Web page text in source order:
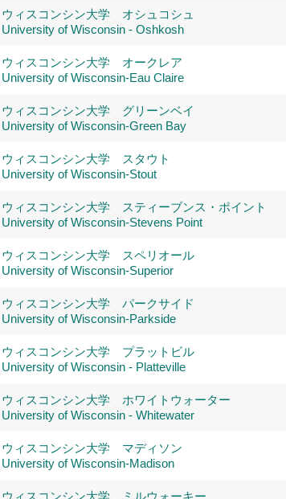
ウィスコンシン大学 オシュコシュ
University of Wisconsin - Oshkosh
ウィスコンシン大学 オークレア
University of Wisconsin-Eau Claire
ウィスコンシン大学 グリーンベイ
University of Wisconsin-Green Bay
ウィスコンシン大学 スタウト
University of Wisconsin-Stout
ウィスコンシン大学 スティーブンス・ポイント
University of Wisconsin-Stevens Point
ウィスコンシン大学 スペリオール
University of Wisconsin-Superior
ウィスコンシン大学 パークサイド
University of Wisconsin-Parkside
ウィスコンシン大学 プラットビル
University of Wisconsin - Platteville
ウィスコンシン大学 ホワイトウォーター
University of Wisconsin - Whitewater
ウィスコンシン大学 マディソン
University of Wisconsin-Madison
ウィスコンシン大学 ミルウォーキー